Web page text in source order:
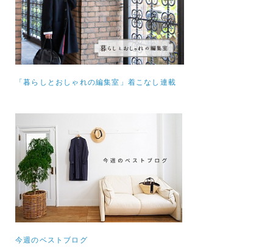
「暮らしとおしゃれの編集室」着こなし連載
今週のベストブログ